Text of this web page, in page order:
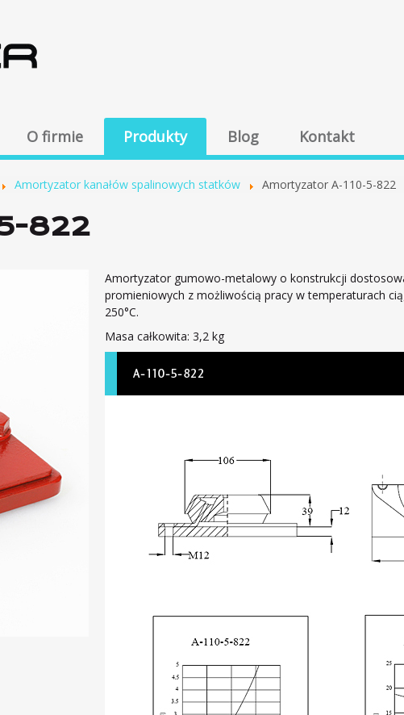
O firmie Produkty Blog Kontakt
Amortyzator kanałów spalinowych statków Amortyzator A-110-5-822
822
Amortyzator gumowo-metalowy o konstrukcji
promieniowych z możliwością pracy w temperaturach
250°C.
Masa całkowita: 3,2 kg